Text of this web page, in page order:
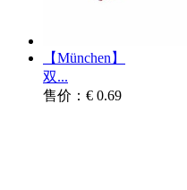
【München】
双...
售价：€ 0.69